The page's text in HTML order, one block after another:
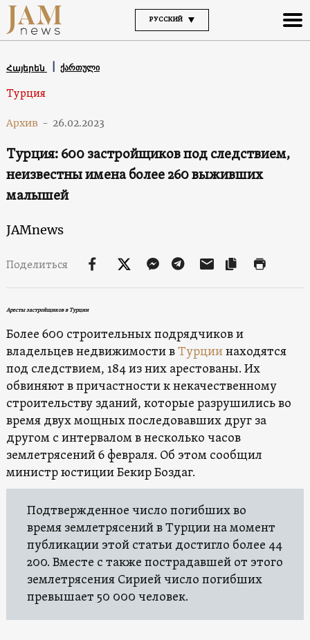
РУССКИЙ
Հայերեն ქართული
Турция
Архив - 26.02.2023
Турция: 600 застройщиков под следствием,
неизвестны имена более 260 выживших
малышей
JAMnews
Поделиться
Аресты застройщиков в Турции
Более 600 строительных подрядчиков и
владельцев недвижимости вТурциинаходятся
под следствием, 184 из них арестованы. Их
обвиняют в причастности к некачественному
строительству зданий, которые разрушились во
время двух мощных последовавших друг за
другом с интервалом в несколько часов
землетрясений 6 февраля. Об этом сообщил
министр юстиции Бекир Боздаг.
Подтвержденное число погибших во
время землетрясений в Турции на момент
публикации этой статьи достигло более 44
200. Вместе с также пострадавшей от этого
землетрясения Сирией число погибших
превышает 50 000 человек.